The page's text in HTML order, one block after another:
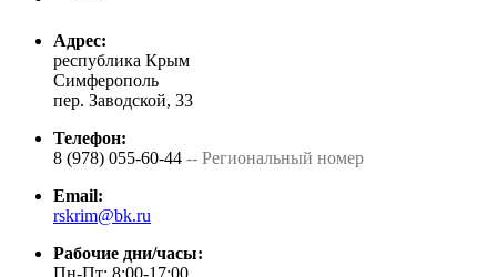
Адрес:
республика Крым
Симферополь
пер. Заводской, 33
Телефон:
8 (978) 055-60-44 -- Региональный номер
Email:
rskrim@bk.ru
Рабочие дни/часы:
Пн-Пт: 8:00-17:00